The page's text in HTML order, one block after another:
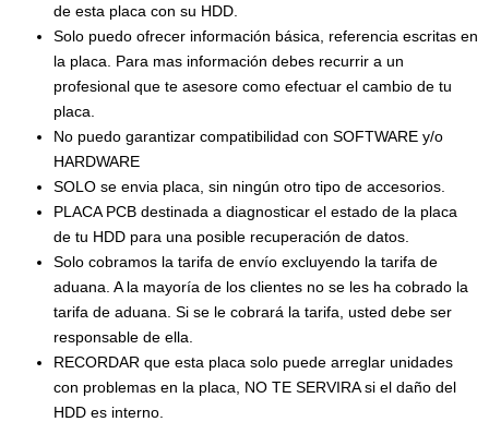
de esta placa con su HDD.
Solo puedo ofrecer información básica, referencia escritas en
la placa. Para mas información debes recurrir a un
profesional que te asesore como efectuar el cambio de tu
placa.
No puedo garantizar compatibilidad con SOFTWARE y/o
HARDWARE
SOLO se envia placa, sin ningún otro tipo de accesorios.
PLACA PCB destinada a diagnosticar el estado de la placa
de tu HDD para una posible recuperación de datos.
Solo cobramos la tarifa de envío excluyendo la tarifa de
aduana. A la mayoría de los clientes no se les ha cobrado la
tarifa de aduana. Si se le cobrará la tarifa, usted debe ser
responsable de ella.
RECORDAR que esta placa solo puede arreglar unidades
con problemas en la placa, NO TE SERVIRA si el daño del
HDD es interno.